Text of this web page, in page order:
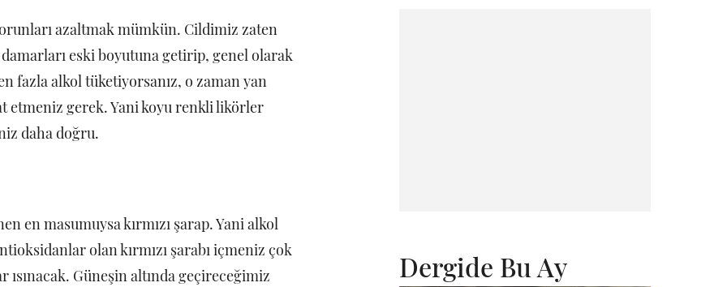
azaltmak mümkün. Cildimiz zaten
damarları eski boyutuna getirip, genel olarak
fazla alkol tüketiyorsanız, o zaman yan
gerek. Yani koyu renkli likörler
daha doğru.
en masumuysa kırmızı şarap. Yani alkol
olan kırmızı şarabı içmeniz çok
Güneşin altında geçireceğimiz
Dergide Bu Ay